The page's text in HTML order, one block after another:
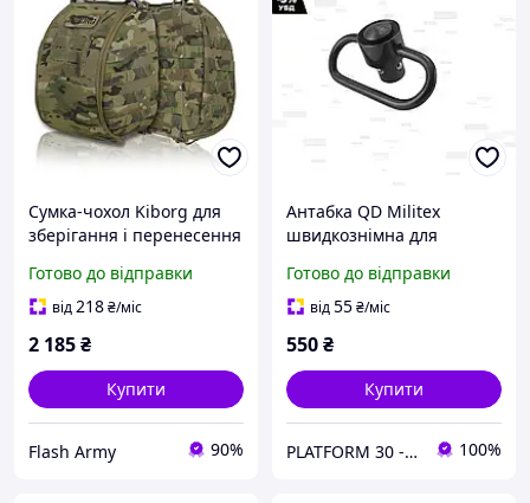
Сумка-чохол Kiborg для
зберігання і перенесення
Готово до відправки
від218₴/міс
2 185₴
Купити
Flash Army 90%
Антабка QD Militex
швидкознімна для
Готово до відправки
від55₴/міс
550₴
Купити
PLATFORM 30 - Тактичні аксесуари та тюнінг нового покоління 100%